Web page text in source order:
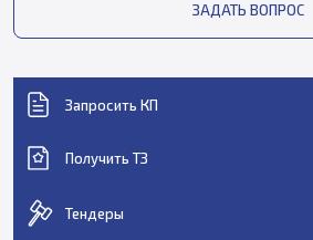
ЗАДАТЬ ВОПРОС
Запросить КП
Получить ТЗ
Тендеры